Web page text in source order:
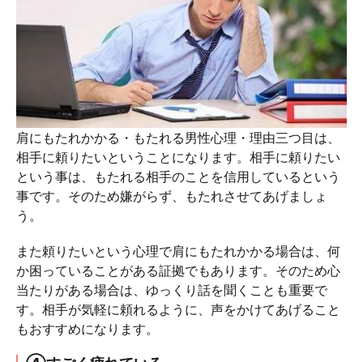
肩にもたれかかる・もたれる男性心理・理由三つ目は、
相手に頼りたいということになります。相手に頼りたい
という事は、もたれる相手のことを信用しているという
事です。そのため嫌がらず、もたれさせてあげましょ
う。
また頼りたいという心理で肩にもたれかかる場合は、何
か困っていることがある証拠でもあります。そのため心
当たりがある場合は、ゆっくり話を聞くことも重要で
す。相手が気軽に頼れるように、声をかけてあげること
もおすすめになります。